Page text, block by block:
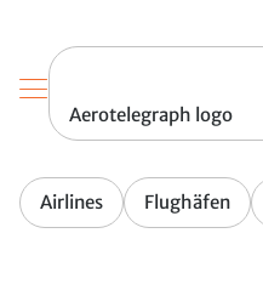
Aerotelegraph logo
Airlines Flughäfen